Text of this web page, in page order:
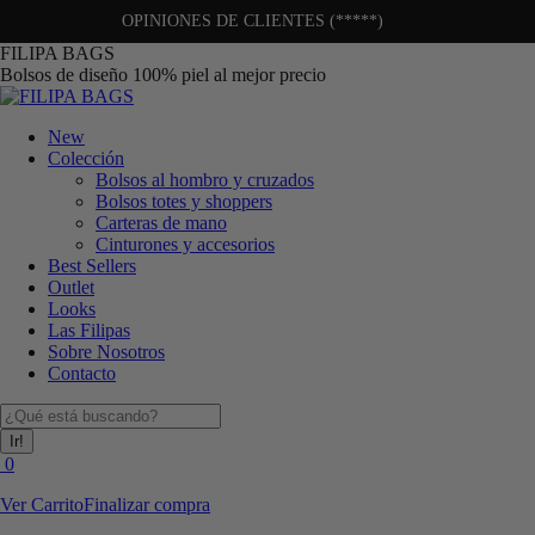
OPINIONES DE CLIENTES (*****)
Saltar
al
contenido
FILIPA BAGS
Bolsos de diseño 100% piel al mejor precio
New
Colección
Bolsos al hombro y cruzados
Bolsos totes y shoppers
Carteras de mano
Cinturones y accesorios
Best Sellers
Outlet
Looks
Las Filipas
Sobre Nosotros
Contacto
Buscar:
0
Ver CarritoFinalizar compra